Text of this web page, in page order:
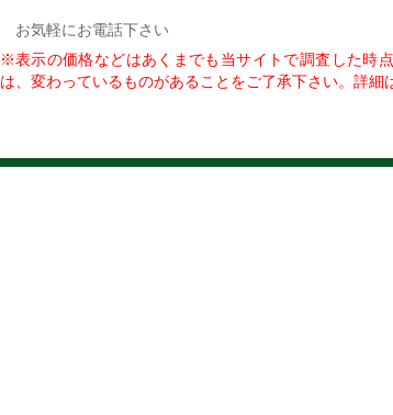
お気軽にお電話下さい
※表示の価格などはあくまでも当サイトで調査した時
は、変わっているものがあることをご了承下さい。詳細